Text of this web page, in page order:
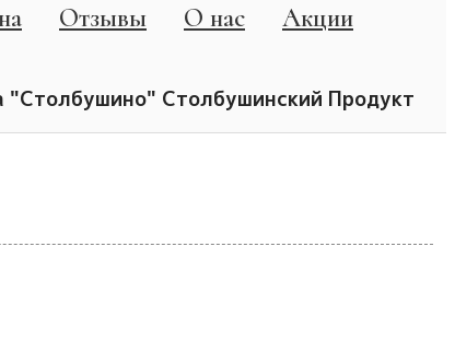
Отзывы О нас
Акции
"Столбушино" Столбушинский Продукт